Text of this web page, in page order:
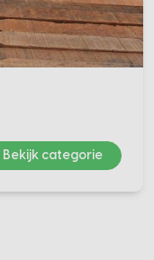
Bekijk categorie